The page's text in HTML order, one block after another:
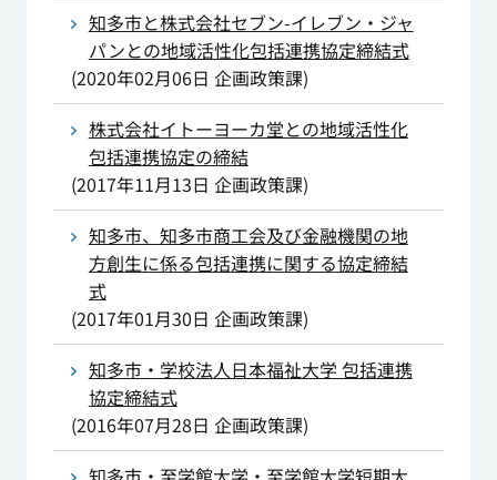
知多市と株式会社セブン-イレブン・ジャ
パンとの地域活性化包括連携協定締結式
(2020年02月06日 企画政策課)
株式会社イトーヨーカ堂との地域活性化
包括連携協定の締結
(2017年11月13日 企画政策課)
知多市、知多市商工会及び金融機関の地
方創生に係る包括連携に関する協定締結
式
(2017年01月30日 企画政策課)
知多市・学校法人日本福祉大学 包括連携
協定締結式
(2016年07月28日 企画政策課)